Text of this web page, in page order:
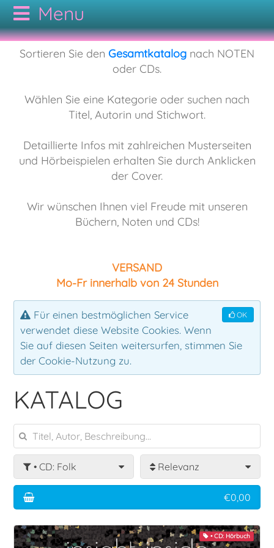
NOTEN
Bodypercussion
Klavier
Mallets
Percussion
CDs
Rock
AUTOREN
KONTAKT
Sortieren Sie den Gesamtkatalog nach NOTEN
oder CDs.
Wählen Sie eine Kategorie oder suchen nach
Titel, Autorin und Stichwort.
Detaillierte Infos mit zahlreichen Musterseiten
und Hörbeispielen erhalten Sie durch Anklicken
der Cover.
Wir wünschen Ihnen viel Freude mit unseren
Büchern, Noten und CDs!
VERSAND
Mo-Fr innerhalb von 24 Stunden
OK
Für einen bestmöglichen Service
verwendet diese Website Cookies. Wenn
Sie auf diesen Seiten weitersurfen, stimmen Sie
der Cookie-Nutzung zu.
KATALOG
• CD: Folk Relevanz
€0,00
• CD: Hörbuch